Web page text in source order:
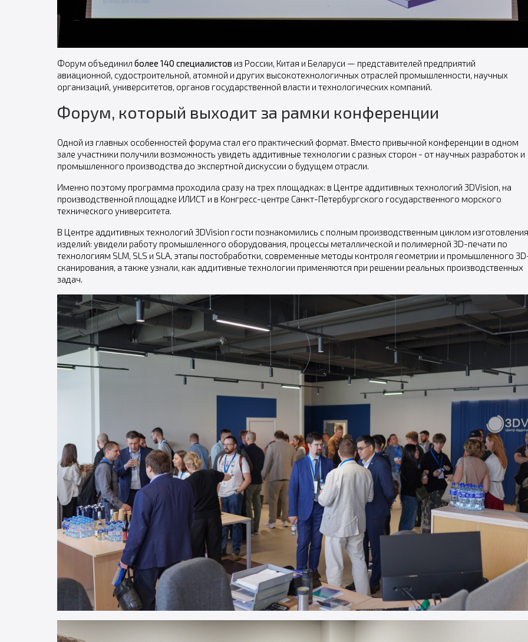
Форум объединил более 140 специалистов из России, Китая и Беларуси — представителей предприятий
авиационной, судостроительной, атомной и других высокотехнологичных отраслей промышленности, научных
организаций, университетов, органов государственной власти и технологических компаний.
Форум, который выходит за рамки конференции
Одной из главных особенностей форума стал его практический формат. Вместо привычной конференции в одном
зале участники получили возможность увидеть аддитивные технологии с разных сторон - от научных разработок и
промышленного производства до экспертной дискуссии о будущем отрасли.
Именно поэтому программа проходила сразу на трех площадках: в Центре аддитивных технологий 3DVision, на
производственной площадке ИЛИСТ и в Конгресс-центре Санкт-Петербургского государственного морского
технического университета.
В Центре аддитивных технологий 3DVision гости познакомились с полным производственным циклом изготовления
изделий: увидели работу промышленного оборудования, процессы металлической и полимерной 3D-печати по
технологиям SLM, SLS и SLA, этапы постобработки, современные методы контроля геометрии и промышленного
сканирования, а также узнали, как аддитивные технологии применяются при решении реальных производственных
задач.